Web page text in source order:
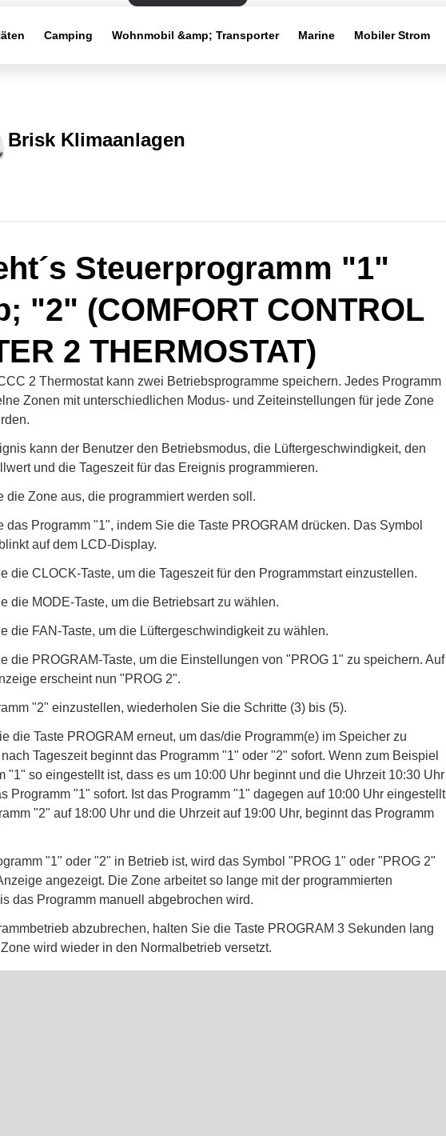
Camping Wohnmobil &amp; Transporter Marine Mobiler Strom
Brisk Klimaanlagen
Steuerprogramm "1"
"2" (COMFORT CONTROL
2 THERMOSTAT)
2 Thermostat kann zwei Betriebsprogramme speichern. Jedes Programm
Zonen mit unterschiedlichen Modus- und Zeiteinstellungen für jede Zone
kann der Benutzer den Betriebsmodus, die Lüftergeschwindigkeit, den
und die Tageszeit für das Ereignis programmieren.
die Zone aus, die programmiert werden soll.
das Programm "1", indem Sie die Taste PROGRAM drücken. Das Symbol
auf dem LCD-Display.
die CLOCK-Taste, um die Tageszeit für den Programmstart einzustellen.
die MODE-Taste, um die Betriebsart zu wählen.
die FAN-Taste, um die Lüftergeschwindigkeit zu wählen.
die PROGRAM-Taste, um die Einstellungen von "PROG 1" zu speichern. Auf
erscheint nun "PROG 2".
"2" einzustellen, wiederholen Sie die Schritte (3) bis (5).
die Taste PROGRAM erneut, um das/die Programm(e) im Speicher zu
Tageszeit beginnt das Programm "1" oder "2" sofort. Wenn zum Beispiel
"1" so eingestellt ist, dass es um 10:00 Uhr beginnt und die Uhrzeit 10:30 Uhr
Programm "1" sofort. Ist das Programm "1" dagegen auf 10:00 Uhr eingestellt
"2" auf 18:00 Uhr und die Uhrzeit auf 19:00 Uhr, beginnt das Programm
"1" oder "2" in Betrieb ist, wird das Symbol "PROG 1" oder "PROG 2"
angezeigt. Die Zone arbeitet so lange mit der programmierten
das Programm manuell abgebrochen wird.
abzubrechen, halten Sie die Taste PROGRAM 3 Sekunden lang
wird wieder in den Normalbetrieb versetzt.